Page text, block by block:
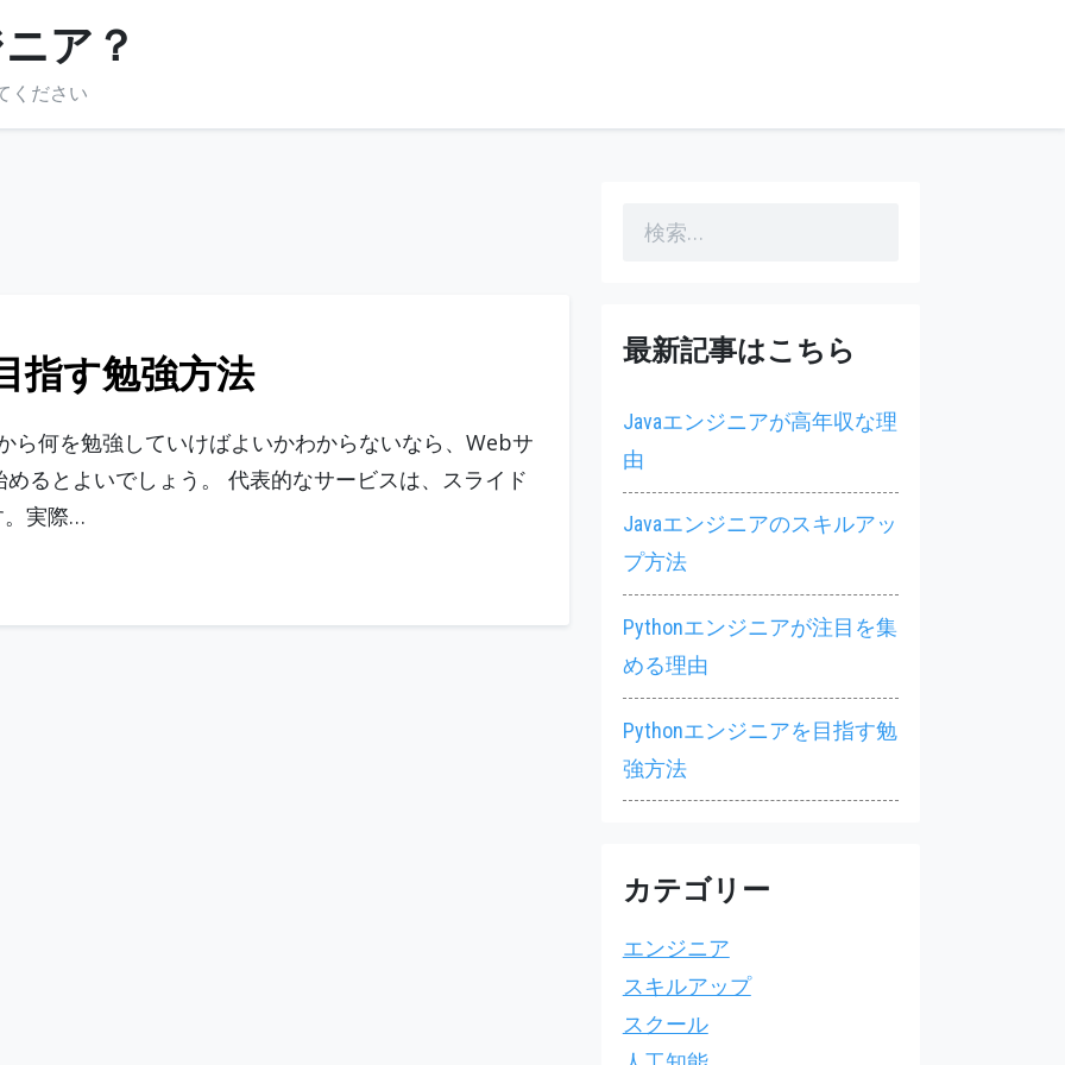
ア？
ください
指す勉強方法
ら何を勉強していけばよいかわからないなら、Webサ
るとよいでしょう。 代表的なサービスは、スライド
。実際…
最新記事はこちら
Javaエンジニアが高年収な理
由
Javaエンジニアのスキルアッ
プ方法
Pythonエンジニアが注目を集
める理由
Pythonエンジニアを目指す勉
強方法
カテゴリー
エンジニア
スキルアップ
スクール